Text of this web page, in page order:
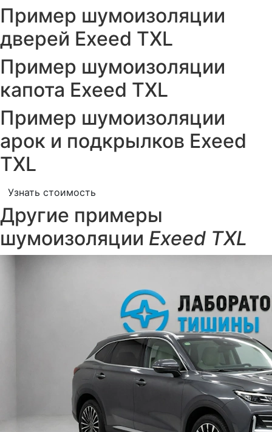
Пример шумоизоляции
дверей Exeed TXL
Пример шумоизоляции
капота Exeed TXL
Пример шумоизоляции
арок и подкрылков Exeed
TXL
Узнать стоимость
Другие примеры
шумоизоляции Exeed TXL